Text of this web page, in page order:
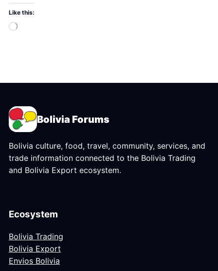
Like this:
Bolivia Forums
Bolivia culture, food, travel, community, services, and
trade information connected to the Bolivia Trading
and Bolivia Export ecosystem.
Ecosystem
Bolivia Trading
Bolivia Export
Envios Bolivia